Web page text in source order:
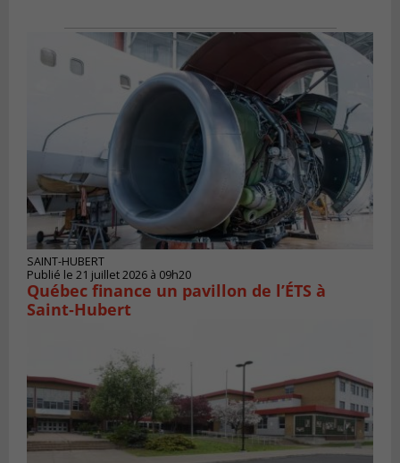
SAINT-HUBERT
Publié le 21 juillet 2026 à 09h20
Québec finance un pavillon de l’ÉTS à
Saint‑Hubert